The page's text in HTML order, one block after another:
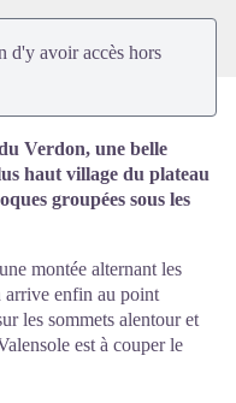
d'y avoir accès hors
Verdon, une belle
haut village du plateau
groupées sous les
montée alternant les
arrive enfin au point
les sommets alentour et
est à couper le